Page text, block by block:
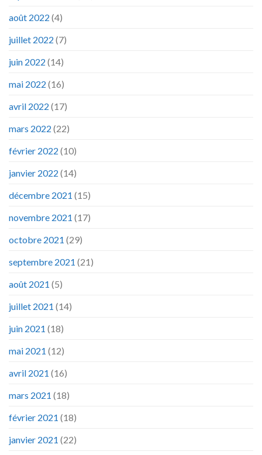
août 2022 (4)
juillet 2022 (7)
juin 2022 (14)
mai 2022 (16)
avril 2022 (17)
mars 2022 (22)
février 2022 (10)
janvier 2022 (14)
décembre 2021 (15)
novembre 2021 (17)
octobre 2021 (29)
septembre 2021 (21)
août 2021 (5)
juillet 2021 (14)
juin 2021 (18)
mai 2021 (12)
avril 2021 (16)
mars 2021 (18)
février 2021 (18)
janvier 2021 (22)